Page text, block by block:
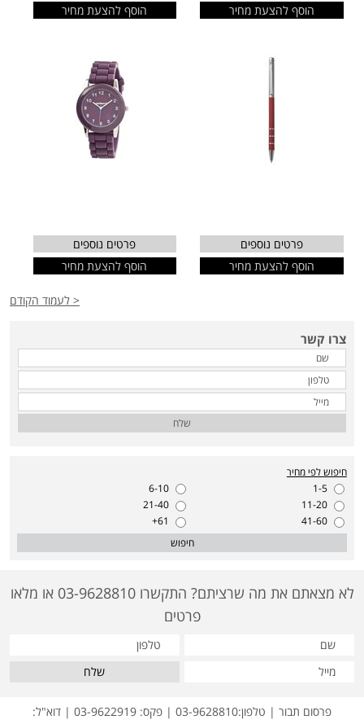
הוסף להצעת מחיר
הוסף להצעת מחיר
פרטים נוספים
הוסף להצעת מחיר
פרטים נוספים
הוסף להצעת מחיר
< לעמוד הקודם
צרו קשר
שלח
חיפוש לפי מחיר
1-5
6-10
11-20
21-40
41-60
61+
חיפוש
לא מצאתם את מה שרציתם? התקשרו 03-9628810 או מלאו
פרטים
שלח
פרסום תבור | טלפון:03-9628810 | פקס: 03-9622919 | דוא"ל: